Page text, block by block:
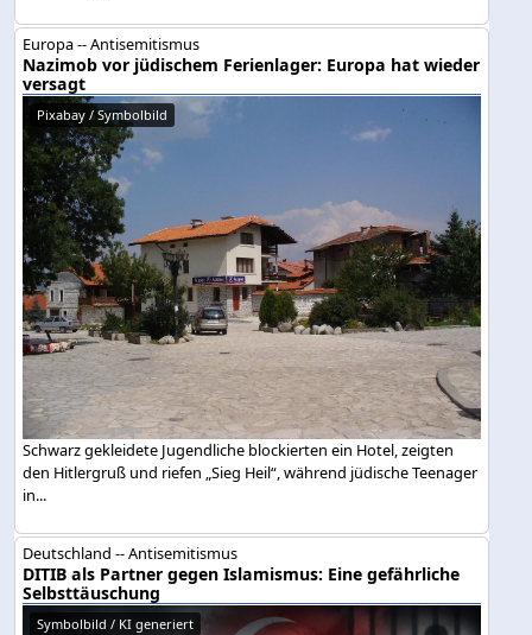
Europa -- Antisemitismus
Nazimob vor jüdischem Ferienlager: Europa hat wieder
versagt
Pixabay / Symbolbild
Schwarz gekleidete Jugendliche blockierten ein Hotel, zeigten
den Hitlergruß und riefen „Sieg Heil“, während jüdische Teenager
in...
Deutschland -- Antisemitismus
DITIB als Partner gegen Islamismus: Eine gefährliche
Selbsttäuschung
Symbolbild / KI generiert